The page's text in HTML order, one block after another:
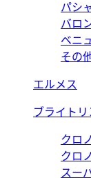
パシ
バロ
ベニ
その
エルメス
ブライトリ
クロ
クロ
スー